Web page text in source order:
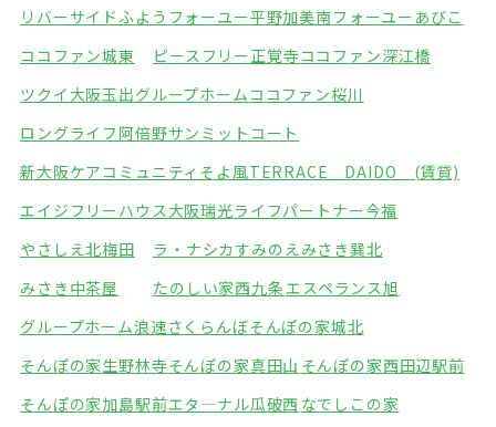
リバーサイドふよう フォーユー平野加美南フォーユーあびこ
ココファン城東
ピースフリー正覚寺ココファン深江橋
ツクイ大阪玉出グループホームココファン桜川
ロングライフ阿倍野サンミットコート
新大阪ケアコミュニティそよ風TERRACE DAIDO (賃貸)
エイジフリーハウス大阪瑞光ライフパートナー今福
やさしえ北梅田
ラ・ナシカすみのえみさき巽北
みさき中茶屋
たのしい家西九条エスペランス旭
グループホーム浪速さくらんぼそんぽの家城北
そんぽの家生野林寺そんぽの家真田山 そんぽの家西田辺駅前
そんぽの家加島駅前エタ―ナル瓜破西 なでしこの家